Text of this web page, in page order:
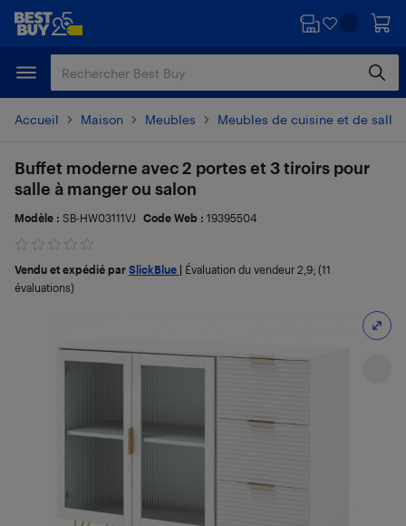
Passer
principal
Passer
Accueil Maison Meubles Meubles de cuisine et de salle
Buffet moderne avec 2 portes et 3 tiroirs pour
salle à manger ou salon
Modèle : SB-HW03111VJ Code Web : 19395504
Vendu et expédié par SlickBlue Évaluation du vendeur 2,9; (11
évaluations)